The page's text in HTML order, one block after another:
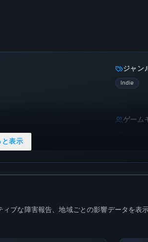
ジャン
Indie
ゲーム
と表示
ブな障害報告、地域ごとの影響データを